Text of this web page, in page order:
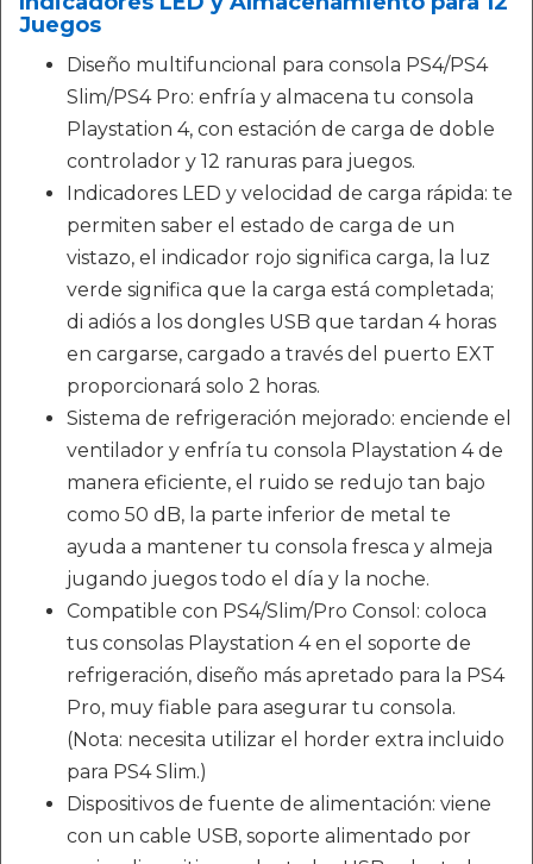
Juegos
Diseño multifuncional para consola PS4/PS4
Slim/PS4 Pro: enfría y almacena tu consola
Playstation 4, con estación de carga de doble
controlador y 12 ranuras para juegos.
Indicadores LED y velocidad de carga rápida: te
permiten saber el estado de carga de un
vistazo, el indicador rojo significa carga, la luz
verde significa que la carga está completada;
di adiós a los dongles USB que tardan 4 horas
en cargarse, cargado a través del puerto EXT
proporcionará solo 2 horas.
Sistema de refrigeración mejorado: enciende el
ventilador y enfría tu consola Playstation 4 de
manera eficiente, el ruido se redujo tan bajo
como 50 dB, la parte inferior de metal te
ayuda a mantener tu consola fresca y almeja
jugando juegos todo el día y la noche.
Compatible con PS4/Slim/Pro Consol: coloca
tus consolas Playstation 4 en el soporte de
refrigeración, diseño más apretado para la PS4
Pro, muy fiable para asegurar tu consola.
(Nota: necesita utilizar el horder extra incluido
para PS4 Slim.)
Dispositivos de fuente de alimentación: viene
con un cable USB, soporte alimentado por